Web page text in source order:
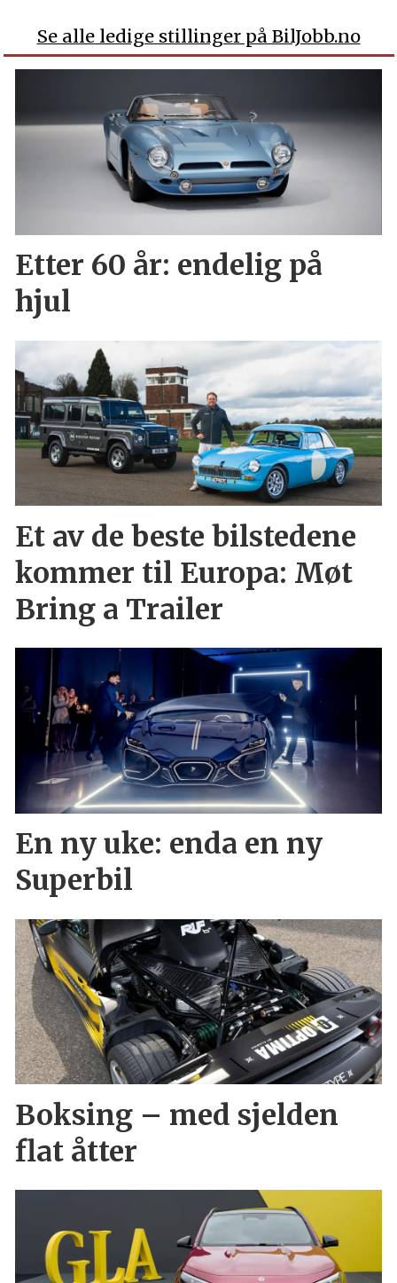
Se alle ledige stillinger på BilJobb.no
Etter 60 år: endelig på
hjul
Et av de beste bilstedene
kommer til Europa: Møt
Bring a Trailer
En ny uke: enda en ny
Superbil
Boksing – med sjelden
flat åtter